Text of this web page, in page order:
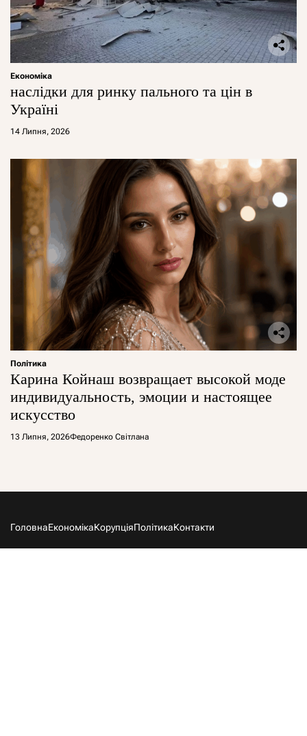
Економіка
наслідки для ринку пального та цін в
Україні
14 Липня, 2026
Політика
Карина Койнаш возвращает высокой моде
индивидуальность, эмоции и настоящее
искусство
13 Липня, 2026Федоренко Світлана
ГоловнаЕкономікаКорупціяПолітикаКонтакти